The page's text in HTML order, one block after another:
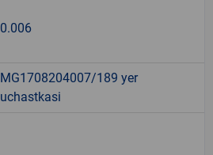
0.006
MG1708204007/189 yer
uchastkasi